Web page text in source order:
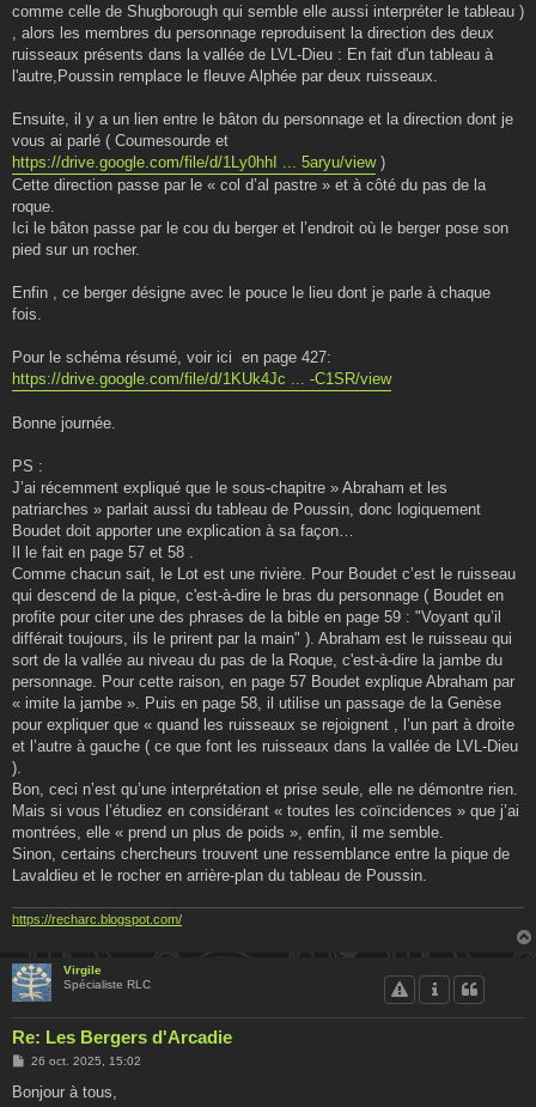
comme celle de Shugborough qui semble elle aussi interpréter le tableau )
, alors les membres du personnage reproduisent la direction des deux
ruisseaux présents dans la vallée de LVL-Dieu : En fait d'un tableau à
l'autre,Poussin remplace le fleuve Alphée par deux ruisseaux.
Ensuite, il y a un lien entre le bâton du personnage et la direction dont je
vous ai parlé ( Coumesourde et
https://drive.google.com/file/d/1Ly0hhI ... 5aryu/view)
Cette direction passe par le « col d’al pastre » et à côté du pas de la
roque.
Ici le bâton passe par le cou du berger et l’endroit où le berger pose son
pied sur un rocher.
Enfin , ce berger désigne avec le pouce le lieu dont je parle à chaque
fois.
Pour le schéma résumé, voir ici en page 427:
https://drive.google.com/file/d/1KUk4Jc ... -C1SR/view
Bonne journée.
PS :
J’ai récemment expliqué que le sous-chapitre » Abraham et les
patriarches » parlait aussi du tableau de Poussin, donc logiquement
Boudet doit apporter une explication à sa façon…
Il le fait en page 57 et 58 .
Comme chacun sait, le Lot est une rivière. Pour Boudet c’est le ruisseau
qui descend de la pique, c'est-à-dire le bras du personnage ( Boudet en
profite pour citer une des phrases de la bible en page 59 : "Voyant qu’il
différait toujours, ils le prirent par la main" ). Abraham est le ruisseau qui
sort de la vallée au niveau du pas de la Roque, c'est-à-dire la jambe du
personnage. Pour cette raison, en page 57 Boudet explique Abraham par
« imite la jambe ». Puis en page 58, il utilise un passage de la Genèse
pour expliquer que « quand les ruisseaux se rejoignent , l’un part à droite
et l’autre à gauche ( ce que font les ruisseaux dans la vallée de LVL-Dieu
).
Bon, ceci n’est qu’une interprétation et prise seule, elle ne démontre rien.
Mais si vous l’étudiez en considérant « toutes les coïncidences » que j’ai
montrées, elle « prend un plus de poids », enfin, il me semble.
Sinon, certains chercheurs trouvent une ressemblance entre la pique de
Lavaldieu et le rocher en arrière-plan du tableau de Poussin.
https://recharc.blogspot.com/
Virgile
Spécialiste RLC
Re: Les Bergers d'Arcadie
M
s
26 oct. 2025, 15:02
Bonjour à tous,